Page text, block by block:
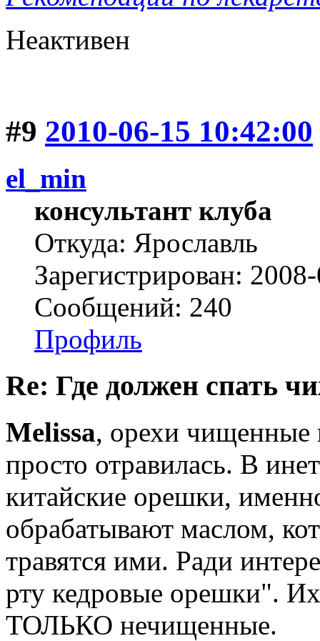
Неактивен
#9 2010-06-15 10:42:00
el_min
консультант клуба
Откуда: Ярославль
Зарегистрирован:
Сообщений: 240
Профиль
Re: Где должен спать
Melissa, орехи чищенные
просто отравилась. В
китайские орешки,
обрабатывают маслом,
травятся ими. Ради
рту кедровые орешки".
ТОЛЬКО нечищенные.